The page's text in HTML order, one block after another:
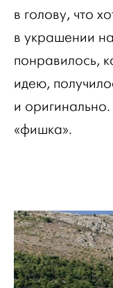
в голову, что
в украшении
понравилось,
идею,
и
«фишка».